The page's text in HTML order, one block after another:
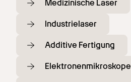
Medizinische Laser
Industrielaser
Additive Fertigung
Elektronenmikroskope